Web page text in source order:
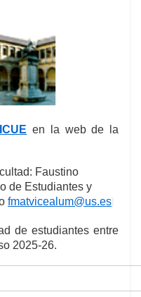
en la web de la
Faustino
de Estudiantes y
fmatvicealum@us.es
de estudiantes entre
2025-26.